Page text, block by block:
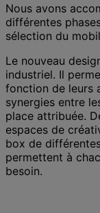
Nous avons
différentes
sélection du
Le nouveau
industriel. Il
fonction de leurs
synergies entre
place attribuée.
espaces de
box de
permettent à
besoin.